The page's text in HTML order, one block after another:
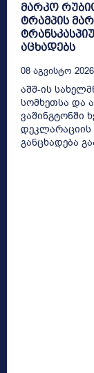
მარკო
ტრამპის
აცხადებს
08 Აგვისტო
აშშ-ის
სომხეთსა და
დეკლარაციის
განცხადება